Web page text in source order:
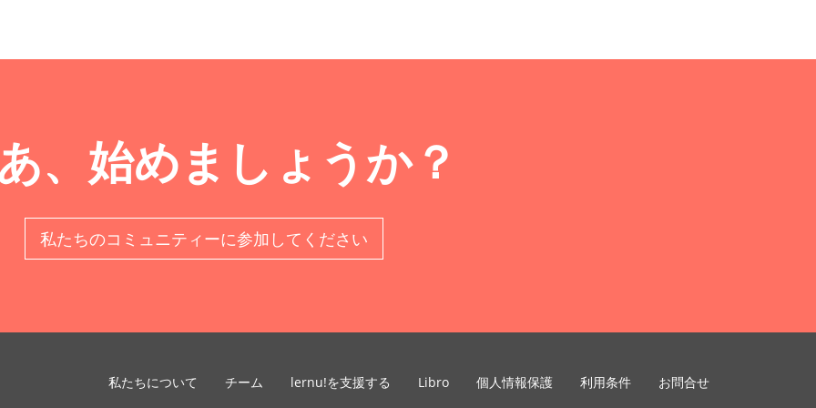
、始めましょうか？
私たちのコミュニティーに参加してください
私たちについて チーム lernu!を支援する Libro 個人情報保護 利用条件 お問合せ